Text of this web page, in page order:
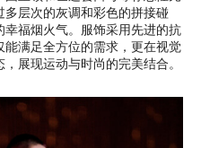
层次的灰调和彩色的拼接碰
福烟火气。服饰采用先进的抗
满足全方位的需求，更在视觉
展现运动与时尚的完美结合。